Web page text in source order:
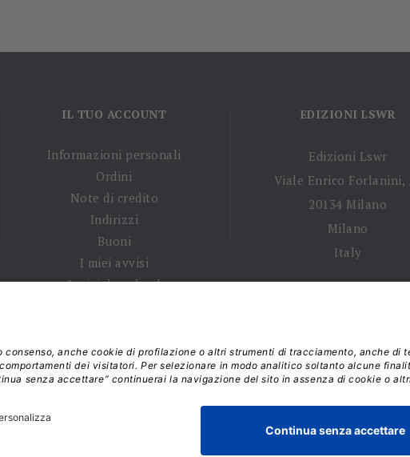
IL TUO ACCOUNT
Informazioni personali
Ordini
Note di credito
Indirizzi
Buoni
I miei avvisi
I miei download
EDIZIONI LSWR
Edizioni Lswr
Viale Enrico Forlanini,
20134 Milano
Milano
Italy
Responsabile della Protezione dei Dati: dpo@lswr.it
Viale Enrico Forlanini, 21 - 20134 Milano (MI)
ordinilswr@lswr.it - 02.88184.270